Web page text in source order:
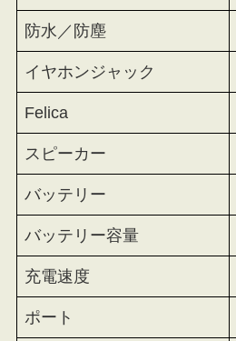
防水／防塵
イヤホンジャック
Felica
スピーカー
バッテリー
バッテリー容量
充電速度
ポート